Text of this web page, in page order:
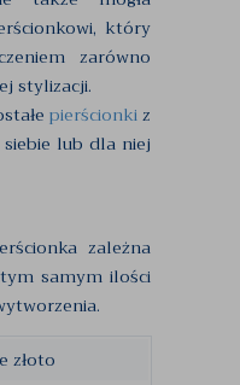
który
zarówno
stylizacji.
pierścionkiz
lub dla niej
zależna
samym ilości
złoto